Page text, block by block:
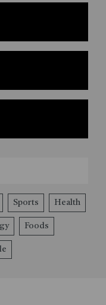
Sports Health
Foods